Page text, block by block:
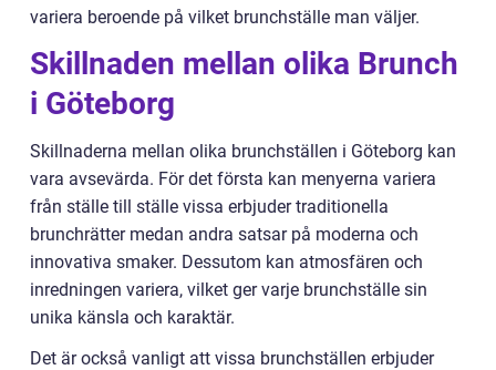
variera beroende på vilket brunchställe man väljer.
Skillnaden mellan olika Brunch
i Göteborg
Skillnaderna mellan olika brunchställen i Göteborg kan
vara avsevärda. För det första kan menyerna variera
från ställe till ställe vissa erbjuder traditionella
brunchrätter medan andra satsar på moderna och
innovativa smaker. Dessutom kan atmosfären och
inredningen variera, vilket ger varje brunchställe sin
unika känsla och karaktär.
Det är också vanligt att vissa brunchställen erbjuder